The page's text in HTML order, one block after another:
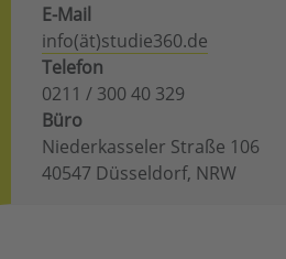
E-Mail
info(ät)studie360.de
Telefon
0211 / 300 40 329
Büro
Niederkasseler Straße 106
40547 Düsseldorf, NRW